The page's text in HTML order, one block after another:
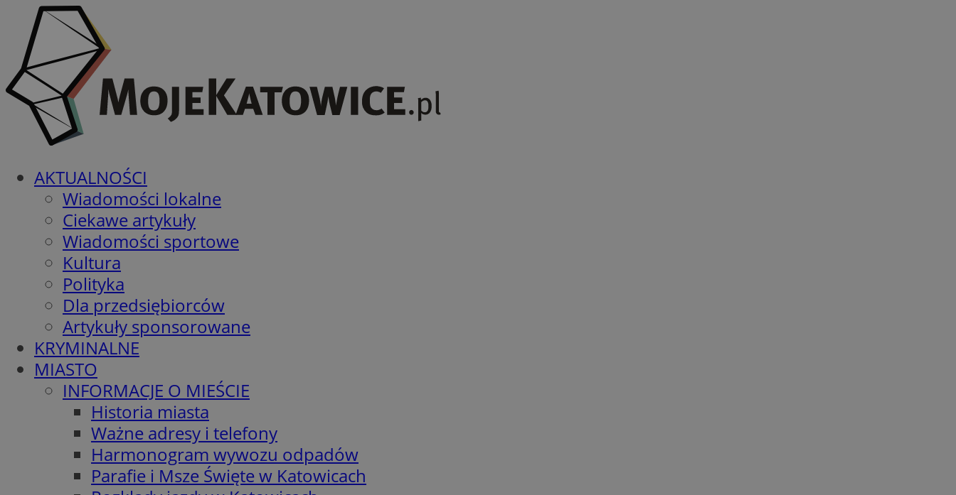
AKTUALNOŚCI
Wiadomości lokalne
Ciekawe artykuły
Wiadomości sportowe
Kultura
Polityka
Dla przedsiębiorców
Artykuły sponsorowane
KRYMINALNE
MIASTO
INFORMACJE O MIEŚCIE
Historia miasta
Ważne adresy i telefony
Harmonogram wywozu odpadów
Parafie i Msze Święte w Katowicach